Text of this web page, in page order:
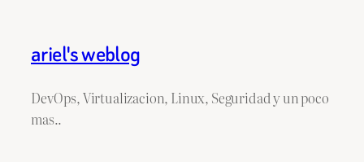
ariel's weblog
DevOps, Virtualizacion, Linux, Seguridad y un poco
mas..